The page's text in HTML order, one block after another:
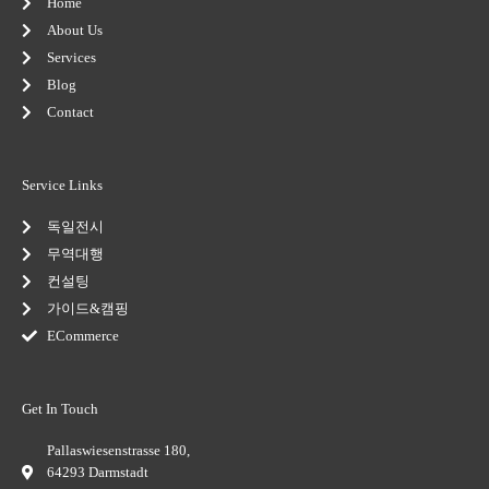
Home
About Us
Services
Blog
Contact
Service Links
독일전시
무역대행
컨설팅
가이드&캠핑
ECommerce
Get In Touch
Pallaswiesenstrasse 180,
64293 Darmstadt